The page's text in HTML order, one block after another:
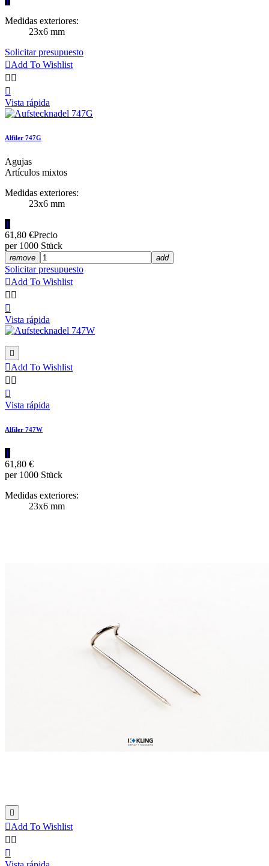
Medidas exteriores:
23x6 mm
Solicitar presupuesto
Add To Wishlist
 

Vista rápida
Alfiler 747G
Agujas
Artículos mixtos
Medidas exteriores:
23x6 mm
|||
61,80 €Precio
per 1000 Stück
remove add
Solicitar presupuesto
Add To Wishlist
 

Vista rápida

Add To Wishlist
 

Vista rápida
Alfiler 747W
|||
61,80 €
per 1000 Stück
Medidas exteriores:
23x6 mm

Add To Wishlist
 
